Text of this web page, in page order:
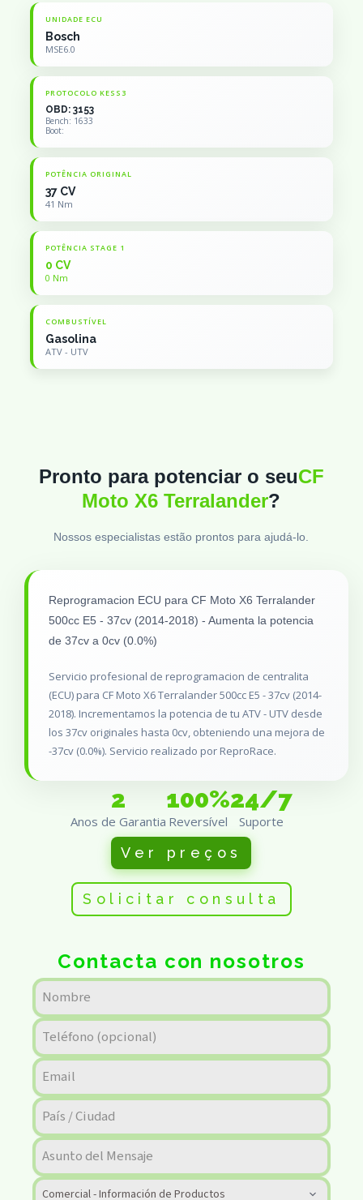
UNIDADE ECU
Bosch
MSE6.0
PROTOCOLO KESS3
OBD: 3153
Bench: 1633
Boot:
POTÊNCIA ORIGINAL
37 CV
41 Nm
POTÊNCIA STAGE 1
0 CV
0 Nm
COMBUSTÍVEL
Gasolina
ATV - UTV
Pronto para potenciar o seuCF
Moto X6 Terralander?
Nossos especialistas estão prontos para ajudá-lo.
Reprogramacion ECU para CF Moto X6 Terralander
500cc E5 - 37cv (2014-2018) - Aumenta la potencia
de 37cv a 0cv (0.0%)
Servicio profesional de reprogramacion de centralita
(ECU) para CF Moto X6 Terralander 500cc E5 - 37cv (2014-
2018). Incrementamos la potencia de tu ATV - UTV desde
los 37cv originales hasta 0cv, obteniendo una mejora de
-37cv (0.0%). Servicio realizado por ReproRace.
2
Anos de Garantia
100%
Reversível
24/7
Suporte
Ver preços
Solicitar consulta
Contacta con nosotros